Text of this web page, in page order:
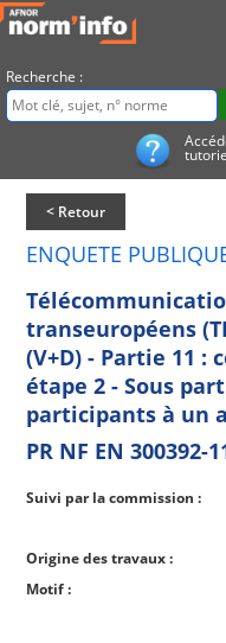
Recherche :
< Retour
ENQUETE
transeuropéens
(V+D) - Partie 11 :
étape 2 - Sous
participants à un
PR NF EN 300392-
Suivi par la commission :
Origine des travaux :
Motif :